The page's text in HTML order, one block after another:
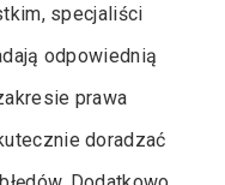
specjaliści
odpowiednią
prawa
doradzać